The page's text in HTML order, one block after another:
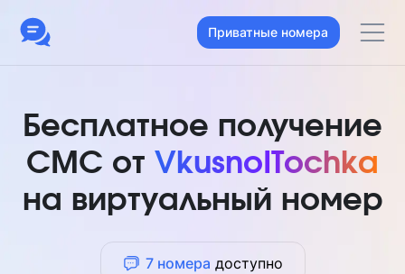
Приватные номера
Бесплатное получение
СМС от VkusnoITochka
на виртуальный номер
7 номера доступно